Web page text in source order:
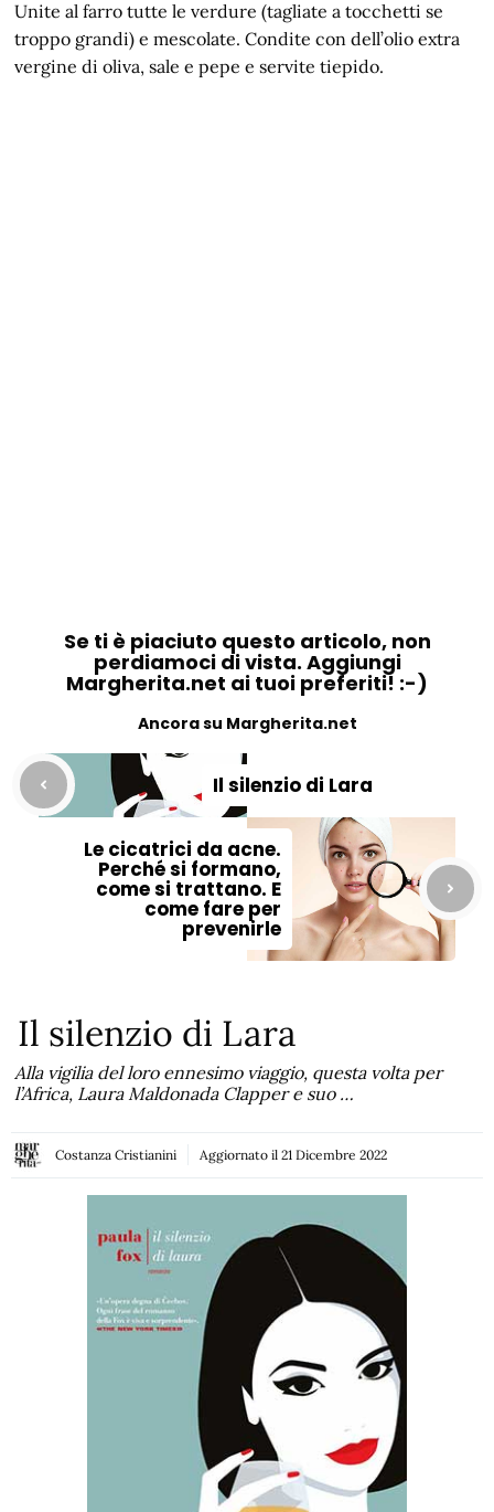
Unite al farro tutte le verdure (tagliate a tocchetti se
troppo grandi) e mescolate. Condite con dell’olio extra
vergine di oliva, sale e pepe e servite tiepido.
Se ti è piaciuto questo articolo, non
perdiamoci di vista. Aggiungi
Margherita.net ai tuoi preferiti! :-)
Ancora su Margherita.net
Il silenzio di Lara
Le cicatrici da acne.
Perché si formano,
come si trattano. E
come fare per
prevenirle
Il silenzio di Lara
Alla vigilia del loro ennesimo viaggio, questa volta per
l’Africa, Laura Maldonada Clapper e suo …
Costanza Cristianini Aggiornato il 21 Dicembre 2022